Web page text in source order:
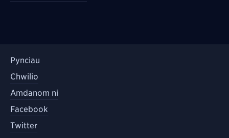
Pynciau
Chwilio
Amdanom ni
Facebook
Twitter